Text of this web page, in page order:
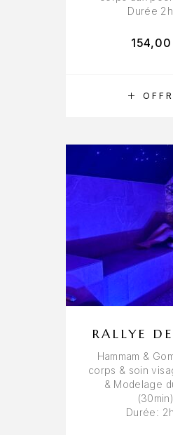
Durée
RALLYE
Hammam &
corps & soin
& Modelage
(30min).
Durée: